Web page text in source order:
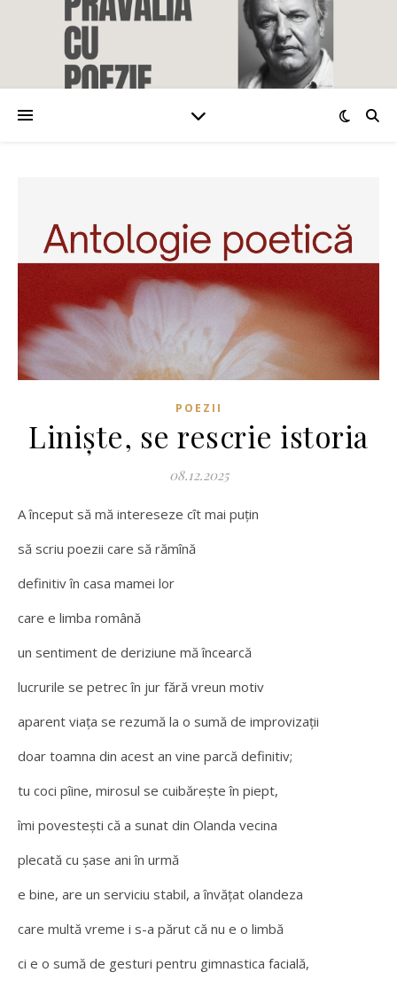
POEZII
Liniște, se rescrie istoria
08.12.2025
A început să mă intereseze cît mai puțin
să scriu poezii care să rămînă
definitiv în casa mamei lor
care e limba română
un sentiment de deriziune mă încearcă
lucrurile se petrec în jur fără vreun motiv
aparent viața se rezumă la o sumă de improvizații
doar toamna din acest an vine parcă definitiv;
tu coci pîine, mirosul se cuibărește în piept,
îmi povestești că a sunat din Olanda vecina
plecată cu șase ani în urmă
e bine, are un serviciu stabil, a învățat olandeza
care multă vreme i s-a părut că nu e o limbă
ci e o sumă de gesturi pentru gimnastica facială,